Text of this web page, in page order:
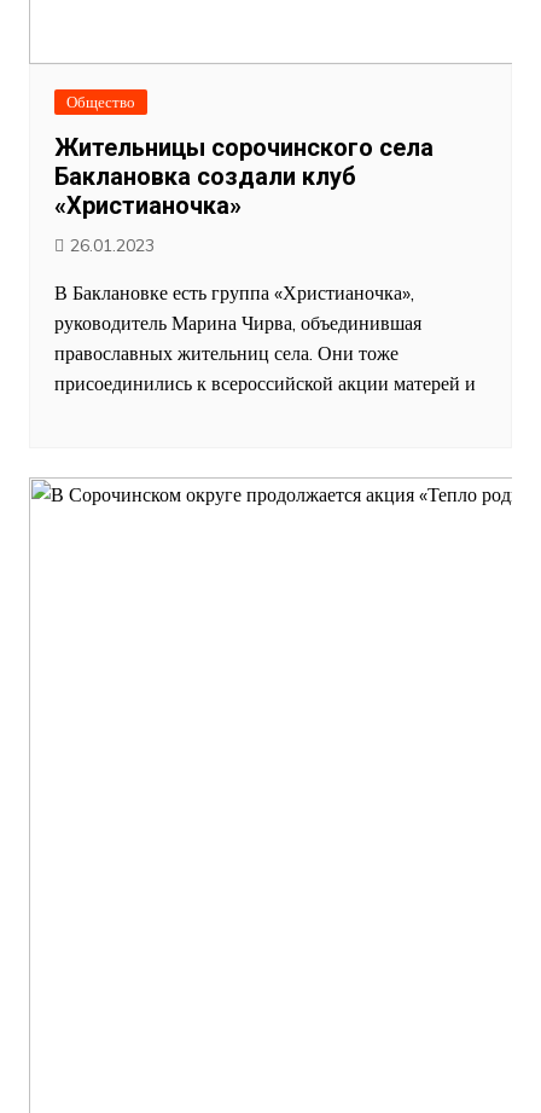
Общество
Жительницы сорочинского села
Баклановка создали клуб
«Христианочка»
26.01.2023
В Баклановке есть группа «Христианочка»,
руководитель Марина Чирва, объединившая
православных жительниц села. Они тоже
присоединились к всероссийской акции матерей и